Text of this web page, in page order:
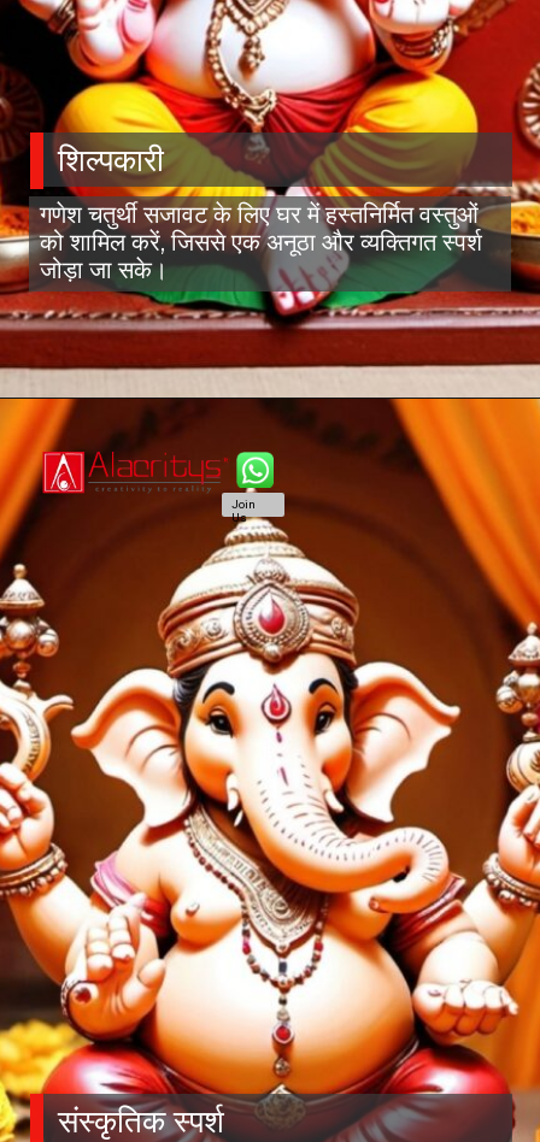
शिल्पकारी
गणेश चतुर्थी सजावट के लिए घर में हस्तनिर्मित वस्तुओं
को शामिल करें, जिससे एक अनूठा और व्यक्तिगत स्पर्श
जोड़ा जा सके।
संस्कृतिक स्पर्श
Join
Us